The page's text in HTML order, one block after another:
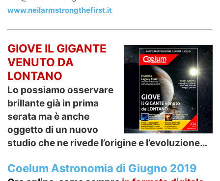
www.neilarmstrongthefirst.it
GIOVE IL GIGANTE
VENUTO DA
LONTANO
Lo possiamo osservare
brillante già in prima
serata ma è anche
oggetto di un nuovo
studio che ne rivede l’origine e l’evoluzione…
Coelum Astronomia di Giugno 2019